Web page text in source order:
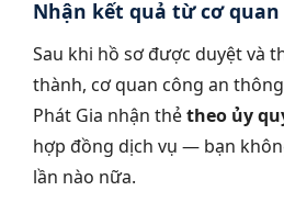
Nhận kết quả từ cơ quan
Sau khi hồ sơ được duyệt và
thành, cơ quan công an
Phát Gia nhận thẻtheo ủy
hợp đồng dịch vụ — bạn
lần nào nữa.